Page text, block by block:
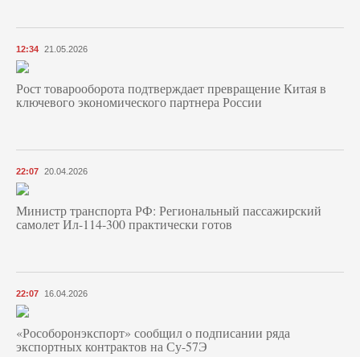
12:34 21.05.2026
Рост товарооборота подтверждает превращение Китая в
ключевого экономического партнера России
22:07 20.04.2026
Министр транспорта РФ: Региональный пассажирский
самолет Ил-114-300 практически готов
22:07 16.04.2026
«Рособоронэкспорт» сообщил о подписании ряда
экспортных контрактов на Су-57Э